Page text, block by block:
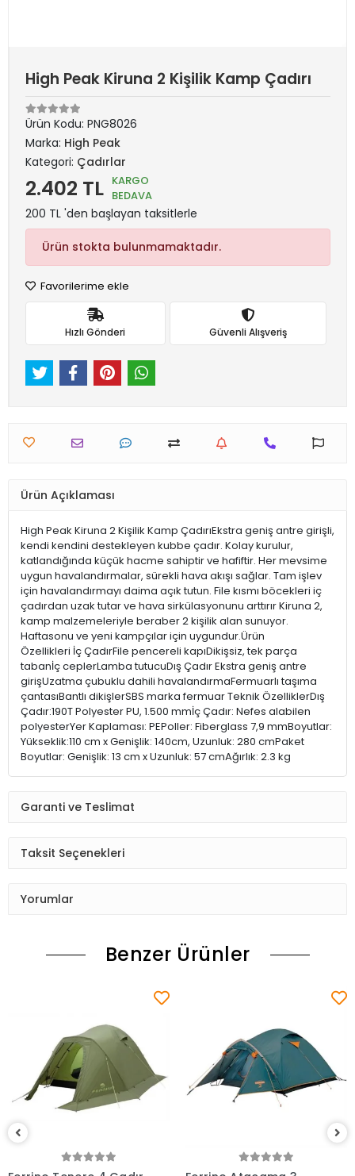
High Peak Kiruna 2 Kişilik Kamp Çadırı
Ürün Kodu: PNG8026
Marka: High Peak
Kategori: Çadırlar
2.402 TL KARGO
BEDAVA
200 TL 'den başlayan taksitlerle
Ürün stokta bulunmamaktadır.
Favorilerime ekle
Hızlı Gönderi Güvenli Alışveriş
Ürün Açıklaması
High Peak Kiruna 2 Kişilik Kamp ÇadırıEkstra geniş antre girişli,
kendi kendini destekleyen kubbe çadır. Kolay kurulur,
katlandığında küçük hacme sahiptir ve hafiftir. Her mevsime
uygun havalandırmalar, sürekli hava akışı sağlar. Tam işlev
için havalandırmayı daima açık tutun. File kısmı böcekleri iç
çadırdan uzak tutar ve hava sirkülasyonunu arttırır Kiruna 2,
kamp malzemeleriyle beraber 2 kişilik alan sunuyor.
Haftasonu ve yeni kampçılar için uygundur.Ürün
Özellikleri İç ÇadırFile pencereli kapıDikişsiz, tek parça
tabanİç ceplerLamba tutucuDış Çadır Ekstra geniş antre
girişUzatma çubuklu dahili havalandırmaFermuarlı taşıma
çantasıBantlı dikişlerSBS marka fermuar Teknik ÖzelliklerDış
Çadır:190T Polyester PU, 1.500 mmİç Çadır: Nefes alabilen
polyesterYer Kaplaması: PEPoller: Fiberglass 7,9 mmBoyutlar:
Yükseklik:110 cm x Genişlik: 140cm, Uzunluk: 280 cmPaket
Boyutlar: Genişlik: 13 cm x Uzunluk: 57 cmAğırlık: 2.3 kg
Garanti ve Teslimat
Taksit Seçenekleri
Yorumlar
Benzer Ürünler